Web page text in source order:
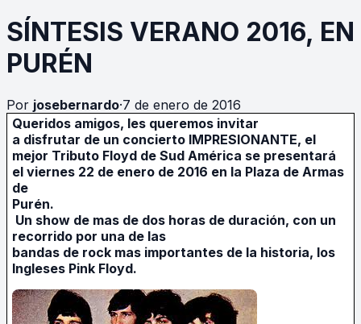
SÍNTESIS VERANO 2016, EN
PURÉN
Por josebernardo·7 de enero de 2016
Queridos amigos, les queremos invitar
a disfrutar de un concierto IMPRESIONANTE, el
mejor Tributo Floyd de Sud América se presentará
el viernes 22 de enero de 2016 en la Plaza de Armas
de
Purén.
Un show de mas de dos horas de duración, con un
recorrido por una de las
bandas de rock mas importantes de la historia, los
Ingleses Pink Floyd.